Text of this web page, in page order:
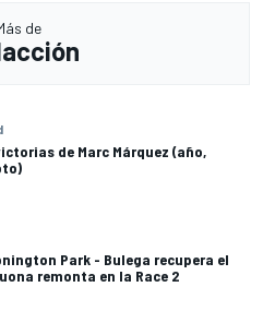
de
de Marc Márquez (año,
Park - Bulega recupera el
remonta en la Race 2